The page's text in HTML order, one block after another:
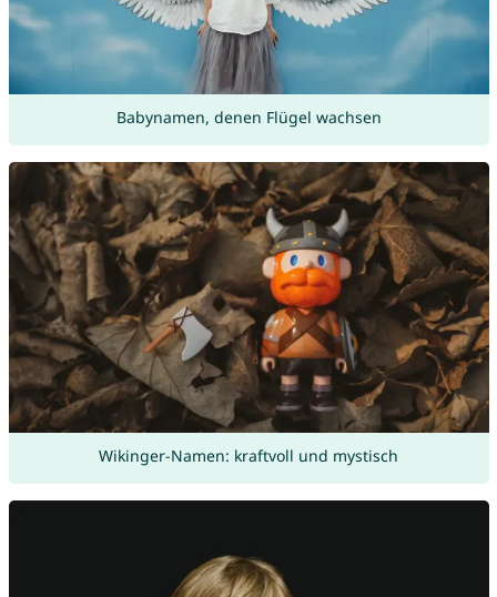
Babynamen, denen Flügel wachsen
Wikinger-Namen: kraftvoll und mystisch